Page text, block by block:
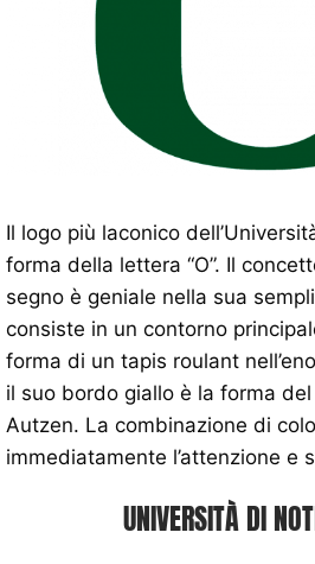
Il logo più laconico
forma della lettera “O”. Il
segno è geniale nella sua
consiste in un contorno
forma di un tapis roulant
il suo bordo giallo è la forma
Autzen. La combinazione di
immediatamente l’attenzione e
UNIVERSITÀ DI